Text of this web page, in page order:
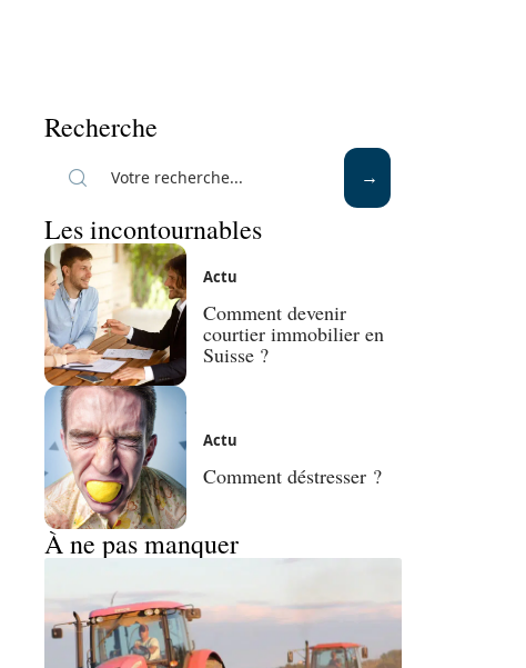
Recherche
Les incontournables
Actu
Comment devenir
courtier immobilier en
Suisse ?
Actu
Comment déstresser ?
À ne pas manquer